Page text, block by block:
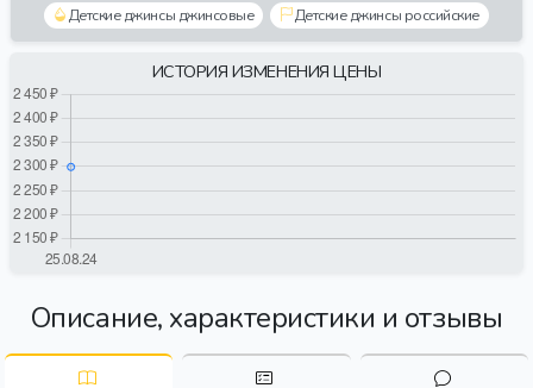
Детские джинсы джинсовые
Детские джинсы российские
ИСТОРИЯ ИЗМЕНЕНИЯ ЦЕНЫ
Описание, характеристики и отзывы